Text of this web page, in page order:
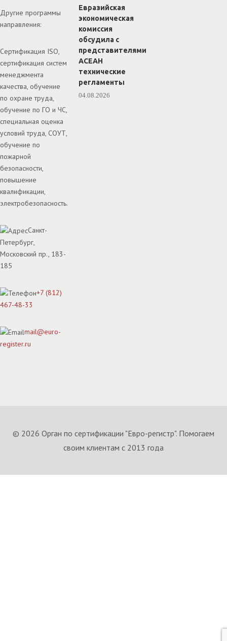
Другие программы
направления:
Сертификация ISO,
сертификация систем
менеджмента
качества, обучение
по охране труда,
обучение по ГО и ЧС,
специальная оценка
условий труда, СОУТ,
обучение по
пожарной
безопасности,
повышение
квалификации,
электробезопасность.
Санкт-
Петербург,
Московский пр., 183-
185
+7 (812)
467-48-33
mail@euro-
register.ru
Евразийская
экономическая
комиссия
обсудила с
представителями
АСЕАН
технические
регламенты
04.08.2026
© 2026 Орган по сертификации "Евро-регистр". Помогаем
своим клиентам с 2013 года